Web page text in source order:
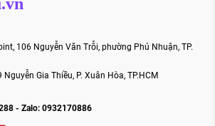
106 Nguyễn Văn Trỗi, phường Phú Nhuận, TP.
Gia Thiều, P. Xuân Hòa, TP.HCM
- Zalo: 0932170886